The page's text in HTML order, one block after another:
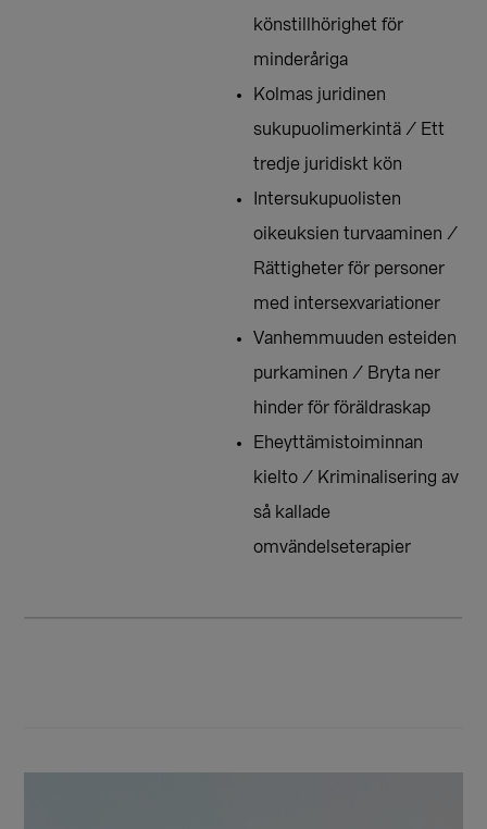
könstillhörighet för
minderåriga
Kolmas juridinen
sukupuolimerkintä / Ett
tredje juridiskt kön
Intersukupuolisten
oikeuksien turvaaminen /
Rättigheter för personer
med intersexvariationer
Vanhemmuuden esteiden
purkaminen / Bryta ner
hinder för föräldraskap
Eheyttämistoiminnan
kielto / Kriminalisering av
så kallade
omvändelseterapier